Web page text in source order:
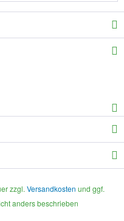
zzgl. Versandkosten und ggf.
anders beschrieben